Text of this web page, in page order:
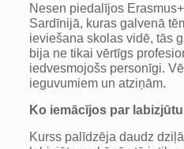
Nesen piedalījos
Sardīnijā, kuras galvenā
ieviešana skolas vidē, tās
bija ne tikai vērtīgs
iedvesmojošs personīgi.
ieguvumiem un atziņām.
Ko iemācījos par labizjūtu
Kurss palīdzēja daudz